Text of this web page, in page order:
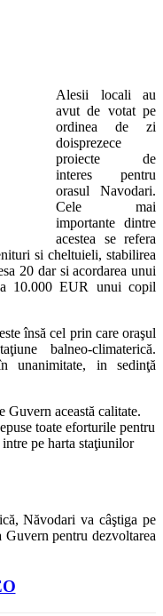
Alesii locali au
avut de votat pe
ordinea de zi
doisprezece
proiecte de
interes pentru
orasul Navodari.
Cele mai
importante dintre
acestea se refera
si cheltuieli, stabilirea
20 dar si acordarea unui
10.000 EUR unui copil
însă cel prin care oraşul
balneo-climaterică.
unanimitate, in sedinţă
această calitate.
toate eforturile pentru
pe harta staţiunilor
Năvodari va câştiga pe
pentru dezvoltarea